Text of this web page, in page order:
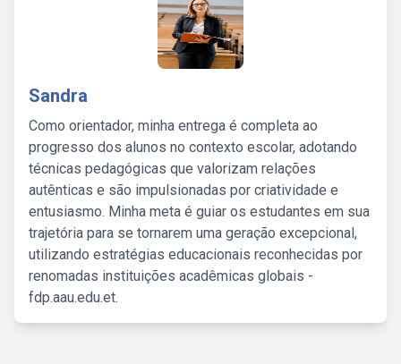
Sandra
Como orientador, minha entrega é completa ao
progresso dos alunos no contexto escolar, adotando
técnicas pedagógicas que valorizam relações
autênticas e são impulsionadas por criatividade e
entusiasmo. Minha meta é guiar os estudantes em sua
trajetória para se tornarem uma geração excepcional,
utilizando estratégias educacionais reconhecidas por
renomadas instituições acadêmicas globais -
fdp.aau.edu.et.